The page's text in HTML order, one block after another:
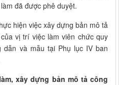
đã được phê duyệt.
hiện việc xây dựng bản mô tả
vị trí việc làm viên chức quy
và mẫu tại Phụ lục IV ban
xây dựng bản mô tả công